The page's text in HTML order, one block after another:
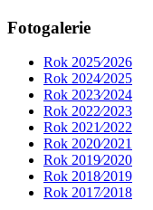
Fotogalerie
Rok 2025⁄2026
Rok 2024⁄2025
Rok 2023⁄2024
Rok 2022⁄2023
Rok 2021⁄2022
Rok 2020⁄2021
Rok 2019⁄2020
Rok 2018⁄2019
Rok 2017⁄2018